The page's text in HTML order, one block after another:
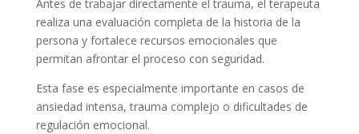
Antes de trabajar directamente el trauma, el terapeuta
realiza una evaluación completa de la historia de la
persona y fortalece recursos emocionales que
permitan afrontar el proceso con seguridad.
Esta fase es especialmente importante en casos de
ansiedad intensa, trauma complejo o dificultades de
regulación emocional.